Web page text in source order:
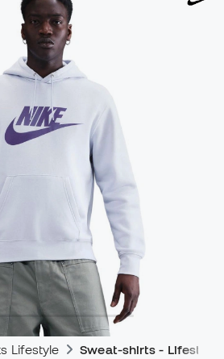
Lifestyle Sweat-shirts - Lifestyle